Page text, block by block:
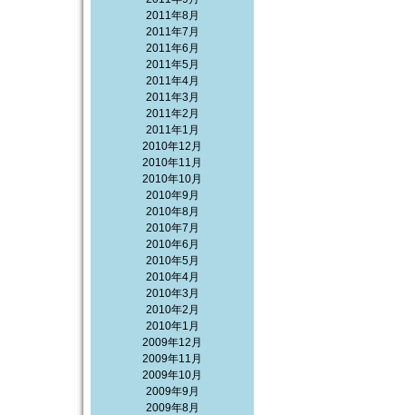
2011年8月
2011年7月
2011年6月
2011年5月
2011年4月
2011年3月
2011年2月
2011年1月
2010年12月
2010年11月
2010年10月
2010年9月
2010年8月
2010年7月
2010年6月
2010年5月
2010年4月
2010年3月
2010年2月
2010年1月
2009年12月
2009年11月
2009年10月
2009年9月
2009年8月